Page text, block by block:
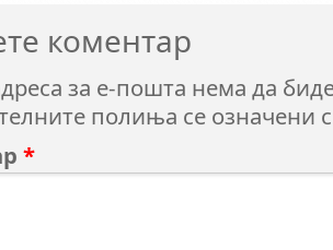
коментар
за е-пошта нема да
полиња се означени
*